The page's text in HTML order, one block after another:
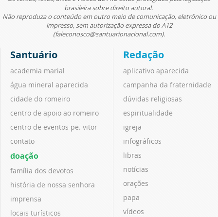
brasileira sobre direito autoral.
Não reproduza o conteúdo em outro meio de comunicação, eletrônico ou
impresso, sem autorização expressa do A12
(faleconosco@santuarionacional.com).
Santuário
academia marial
água mineral aparecida
cidade do romeiro
centro de apoio ao romeiro
centro de eventos pe. vitor
contato
doação
família dos devotos
história de nossa senhora
imprensa
locais turísticos
Redação
aplicativo aparecida
campanha da fraternidade
dúvidas religiosas
espiritualidade
igreja
infográficos
libras
notícias
orações
papa
vídeos